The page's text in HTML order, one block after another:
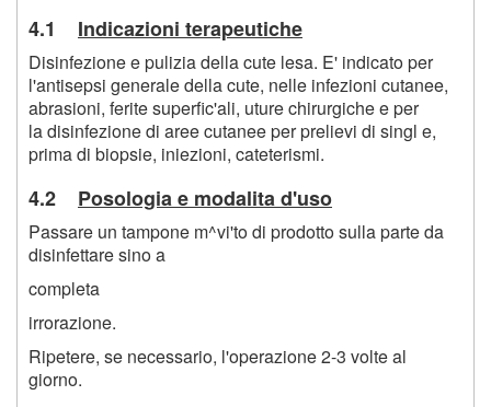
4.1 Indicazioni terapeutiche
Disinfezione e pulizia della cute lesa. E' indicato per
l'antisepsi generale della cute, nelle infezioni cutanee,
abrasioni, ferite superfic'ali, uture chirurgiche e per
la disinfezione di aree cutanee per prelievi di singl e,
prima di biopsie, iniezioni, cateterismi.
4.2 Posologia e modalita d'uso
Passare un tampone m^vi'to di prodotto sulla parte da
disinfettare sino a
completa
irrorazione.
Ripetere, se necessario, l'operazione 2-3 volte al
giorno.